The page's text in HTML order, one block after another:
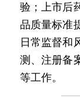
验；上市后
品质量标准
日常监督和
测、注册备
等工作。